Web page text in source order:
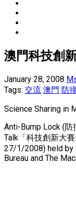
澳門科技創
January 28, 2008
Tags: 交流 澳門 防
Science Sharing in
Anti-Bump Lock (防
Talk「科技創新大
27/1/2008) held by
Bureau and The